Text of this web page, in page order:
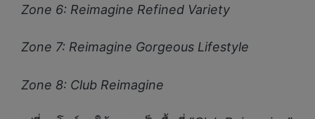
Zone 6: Reimagine Refined Variety
Zone 7: Reimagine Gorgeous Lifestyle
Zone 8: Club Reimagine